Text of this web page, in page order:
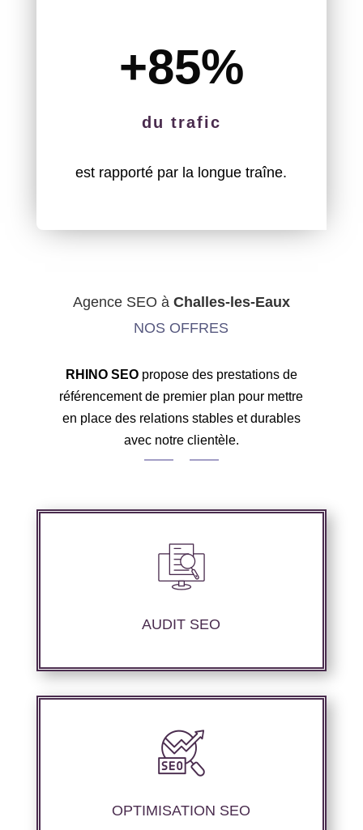
+85%
du trafic
est rapporté par la longue traîne.
Agence SEO à Challes-les-Eaux
NOS OFFRES
RHINO SEOpropose des prestations de
référencement de premier plan pour mettre
en place des relations stables et durables
avec notre clientèle.
AUDIT SEO
Nous réalisons un audit de votre site web à
travers les mots clés pertinents, les principaux
OPTIMISATION SEO
Nous proposons des services d’optimisation
technique de site internet et d’ajustement de
performances de référencement..